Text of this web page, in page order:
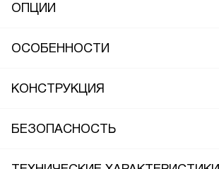
ОПЦИИ
ОСОБЕННОСТИ
КОНСТРУКЦИЯ
БЕЗОПАСНОСТЬ